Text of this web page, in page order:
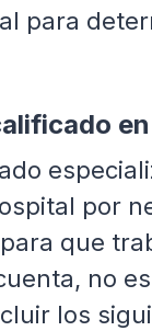
para
por
que
no
los